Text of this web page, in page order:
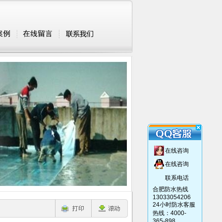
在线咨询
在线咨询
联系电话
合肥防水热线
13033054206
24小时防水客服
热线：4000-